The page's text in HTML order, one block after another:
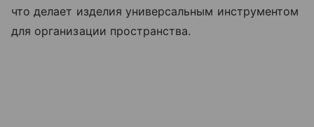
что делает изделия универсальным инструментом
для организации пространства.